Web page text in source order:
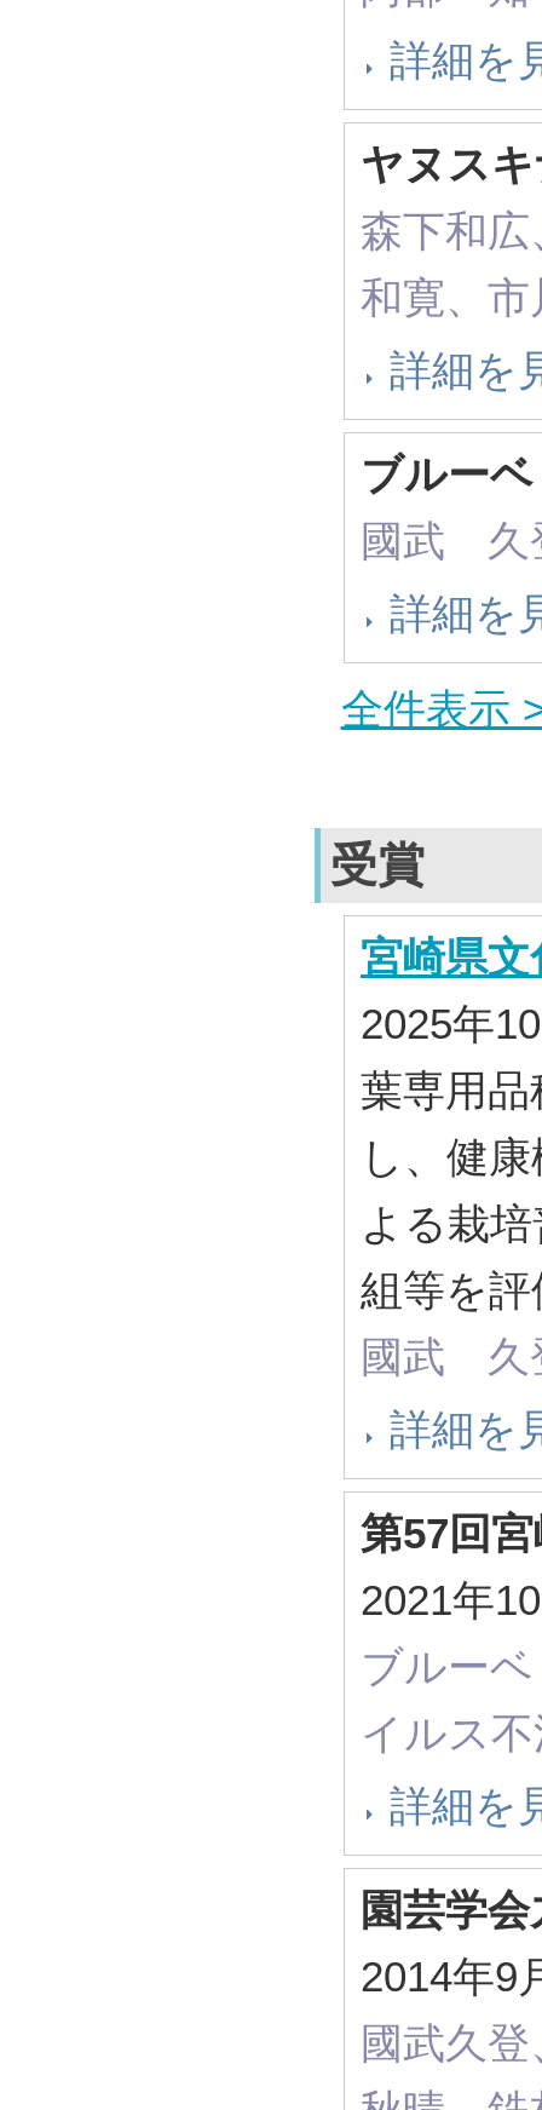
詳細を
ヤヌス
森下和
和寛、市
詳細を
ブルー
國武 久
詳細を
全件表示
受賞
宮崎県
2025年
葉専用
し、健
よる栽
組等を評
國武 久
詳細を
第57回
2021年
ブルー
イルス
詳細を
園芸学
2014年
國武久